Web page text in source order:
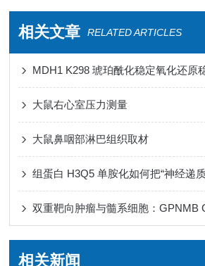
相关文章 RELATED ARTICLES
大鼠右心室压力测量
大鼠鼻咽部淋巴组织取材
相关新闻